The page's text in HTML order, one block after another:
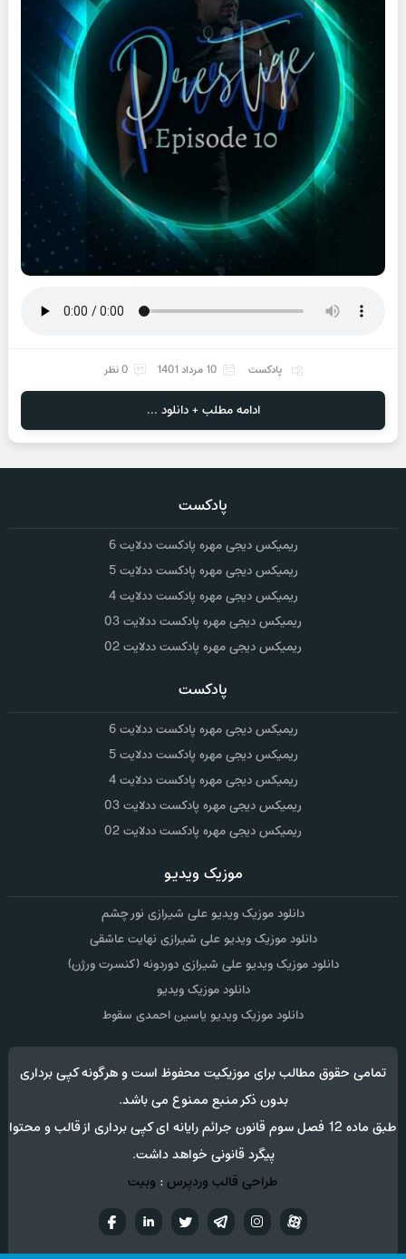
پادکست 10 مرداد 1401 0 نظر
ادامه مطلب + دانلود ...
پادکست
ریمیکس دیجی مهره پادکست ددلایت 6
ریمیکس دیجی مهره پادکست ددلایت 5
ریمیکس دیجی مهره پادکست ددلایت 4
ریمیکس دیجی مهره پادکست ددلایت 03
ریمیکس دیجی مهره پادکست ددلایت 02
پادکست
ریمیکس دیجی مهره پادکست ددلایت 6
ریمیکس دیجی مهره پادکست ددلایت 5
ریمیکس دیجی مهره پادکست ددلایت 4
ریمیکس دیجی مهره پادکست ددلایت 03
ریمیکس دیجی مهره پادکست ددلایت 02
موزیک ویدیو
دانلود موزیک ویدیو علی شیرازی نور چشم
دانلود موزیک ویدیو علی شیرازی نهایت عاشقی
دانلود موزیک ویدیو علی شیرازی دوردونه (کنسرت ورژن)
دانلود موزیک ویدیو
دانلود موزیک ویدیو یاسین احمدی سقوط
تمامی حقوق مطالب برای موزیکیت محفوظ است و هرگونه کپی برداری
بدون ذکر منبع ممنوع می باشد.
طبق ماده 12 فصل سوم قانون جرائم رایانه ای کپی برداری از قالب و محتوا
پیگرد قانونی خواهد داشت.
طراحی قالب وردپرس: وبیت
تويترتلگراماینستاگرام آپارات